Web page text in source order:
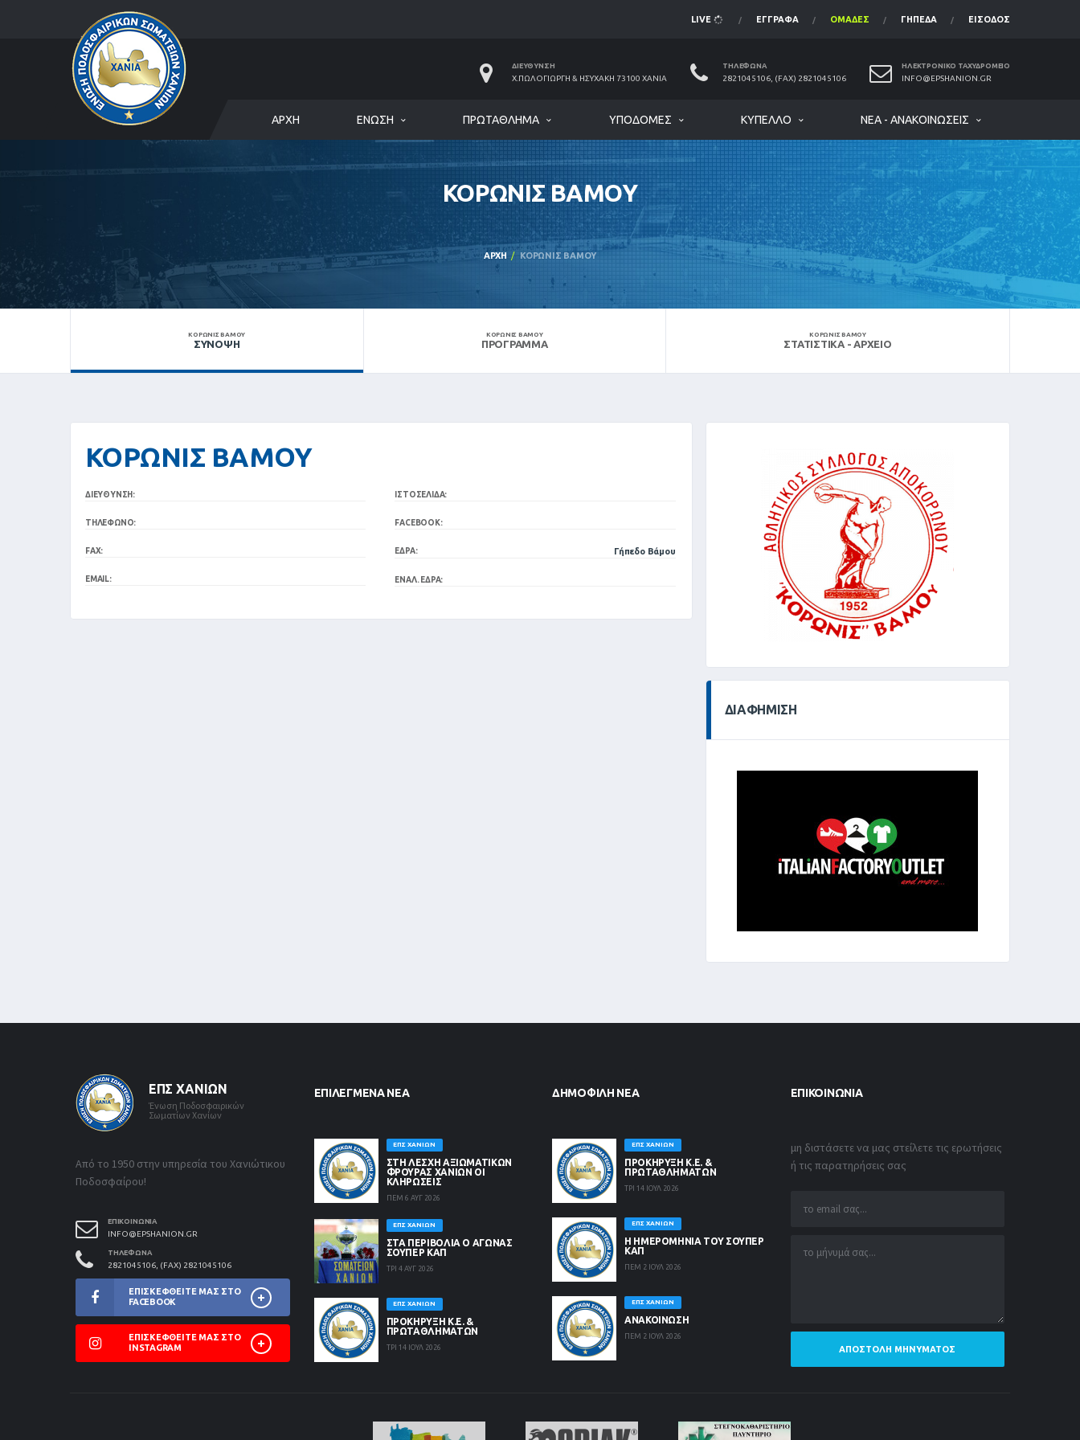
LIVE ΈΓΓΡΑΦΑ ΟΜΆΔΕΣ ΓΉΠΕΔΑ ΕΊΣΟΔΟΣ
ΔΙΕΎΘΥΝΣΗ
Χ.ΠΩΛΟΓΙΏΡΓΗ & ΗΣΥΧΆΚΗ 73100 ΧΑΝΙΆ
ΤΗΛΈΦΩΝΑ
2821045106, (FAX) 2821045106
ΗΛΕΚΤΡΟΝΙΚΌ ΤΑΧΥΔΡΟΜΕΊΟ
INFO@EPSHANION.GR
ΑΡΧΉ ΈΝΩΣΗ ΠΡΩΤΆΘΛΗΜΑ ΥΠΟΔΟΜΈΣ ΚΎΠΕΛΛΟ ΝΈΑ - ΑΝΑΚΟΙΝΏΣΕΙΣ
ΚΟΡΩΝΙΣ ΒΑΜΟΥ
ΑΡΧΉ ΚΟΡΩΝΙΣ ΒΑΜΟΥ
ΚΟΡΩΝΙΣ ΒΑΜΟΥ
ΣΎΝΟΨΗ
ΚΟΡΩΝΙΣ ΒΑΜΟΥ
ΠΡΌΓΡΑΜΜΑ
ΚΟΡΩΝΙΣ ΒΑΜΟΥ
ΣΤΑΤΙΣΤΙΚΆ - ΑΡΧΕΊΟ
ΚΟΡΩΝΙΣ ΒΑΜΟΥ
ΔΙΕΎΘΥΝΣΗ:
ΤΗΛΈΦΩΝΟ:
FAX:
EMAIL:
ΙΣΤΟΣΕΛΊΔΑ:
FACEBOOK:
ΈΔΡΑ: Γήπεδο Βάμου
ΕΝΑΛ. ΈΔΡΑ:
ΔΙΑΦΉΜΙΣΗ
ΕΠΣ ΧΑΝΊΩΝ
Ένωση Ποδοσφαιρικών
Σωματίων Χανίων
Από το 1950 στην υπηρεσία του Χανιώτικου
Ποδοσφαίρου!
ΕΠΙΚΟΙΝΩΝΊΑ
INFO@EPSHANION.GR
ΤΗΛΈΦΩΝΑ
2821045106, (FAX) 2821045106
ΕΠΙΣΚΕΦΘΕΊΤΕ ΜΑΣ ΣΤΟ
FACEBOOK
ΕΠΙΣΚΕΦΘΕΊΤΕ ΜΑΣ ΣΤΟ
INSTAGRAM
ΕΠΙΛΕΓΜΈΝΑ ΝΈΑ
ΕΠΣ ΧΑΝΊΩΝ
ΣΤΗ ΛΈΣΧΗ ΑΞΙΩΜΑΤΙΚΏΝ
ΦΡΟΥΡΆΣ ΧΑΝΊΩΝ ΟΙ
ΚΛΗΡΏΣΕΙΣ
ΠΕΜ 6 ΑΥΓ 2026
ΕΠΣ ΧΑΝΊΩΝ
ΣΤΑ ΠΕΡΙΒΟΛΙΑ Ο ΑΓΩΝΑΣ
ΣΟΥΠΕΡ ΚΑΠ
ΤΡΙ 4 ΑΥΓ 2026
ΕΠΣ ΧΑΝΊΩΝ
ΠΡΟΚΗΡΥΞΗ Κ.Ε. &
ΠΡΩΤΑΘΛΗΜΑΤΩΝ
ΤΡΙ 14 ΙΟΥΛ 2026
ΔΗΜΟΦΙΛΉ ΝΈΑ
ΕΠΣ ΧΑΝΊΩΝ
ΠΡΟΚΗΡΥΞΗ Κ.Ε. &
ΠΡΩΤΑΘΛΗΜΑΤΩΝ
ΤΡΙ 14 ΙΟΥΛ 2026
ΕΠΣ ΧΑΝΊΩΝ
Η ΗΜΕΡΟΜΗΝΙΑ ΤΟΥ ΣΟΥΠΕΡ
ΚΑΠ
ΠΕΜ 2 ΙΟΥΛ 2026
ΕΠΣ ΧΑΝΊΩΝ
ΑΝΑΚΟΙΝΩΣΗ
ΠΕΜ 2 ΙΟΥΛ 2026
ΕΠΙΚΟΙΝΩΝΊΑ
μη διστάσετε να μας στείλετε τις ερωτήσεις
ή τις παρατηρήσεις σας
ΑΠΟΣΤΟΛΉ ΜΗΝΎΜΑΤΟΣ